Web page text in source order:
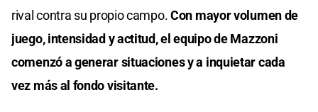
rival contra su propio campo.Con mayor volumen de
juego, intensidad y actitud, el equipo de Mazzoni
comenzó a generar situaciones y a inquietar cada
vez más al fondo visitante.